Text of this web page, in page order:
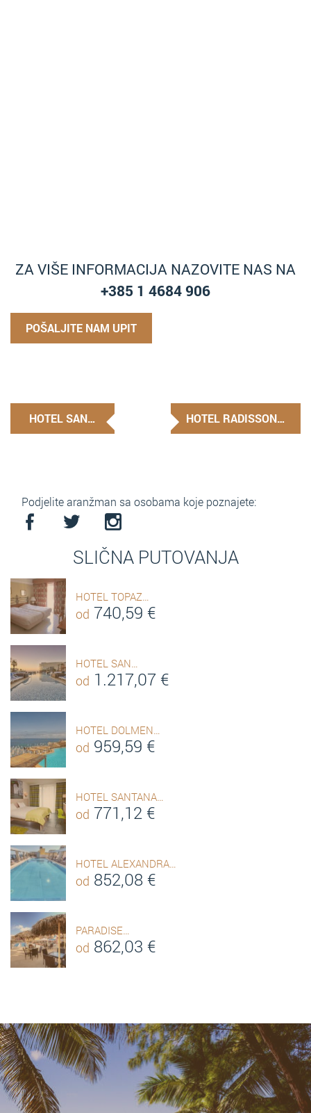
ZA VIŠE INFORMACIJA NAZOVITE NAS NA
+385 1 4684 906
POŠALJITE NAM UPIT
HOTEL SAN… HOTEL RADISSON…
Podjelite aranžman sa osobama koje poznajete:
SLIČNA PUTOVANJA
HOTEL TOPAZ…
od 740,59 €
HOTEL SAN…
od 1.217,07 €
HOTEL DOLMEN…
od 959,59 €
HOTEL SANTANA…
od 771,12 €
HOTEL ALEXANDRA…
od 852,08 €
PARADISE…
od 862,03 €